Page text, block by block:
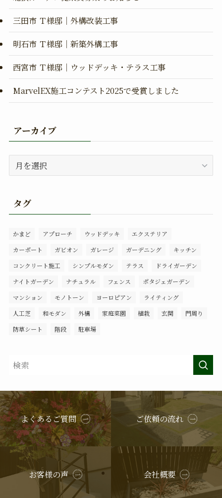
三田市 Ｔ様邸｜外構改装工事
明石市 Ｔ様邸｜新築外構工事
西宮市 Ｔ様邸｜ウッドデッキ・テラス工事
MarvelEX施工コンテスト2025で受賞しました
アーカイブ
ー
ブ
タグ
かまど アプローチ ウッドデッキ
エクステリア
カーポート
ガビオン ガレージ ガーデニング
キッチン
コンクリート施工
シンプルモダン テラス
ドライガーデン
ナイトガーデン
ナチュラル フェンス
ポタジェガーデン
マンション
モノトーン ヨーロピアン
ライティング
人工芝
和モダン 外構 家庭菜園 植栽 玄関
門周り
防草シート
階段 駐車場
よくあるご質問 ご依頼の流れ
お客様の声 会社概要